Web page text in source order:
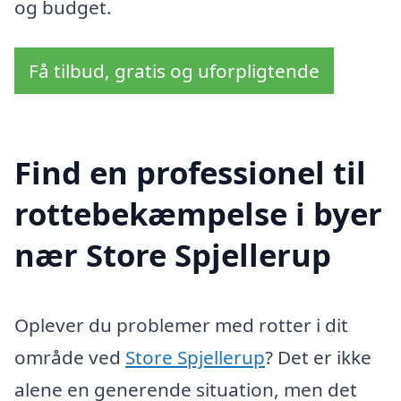
og budget.
Få tilbud, gratis og uforpligtende
Find en professionel til
rottebekæmpelse i byer
nær Store Spjellerup
Oplever du problemer med rotter i dit
område ved Store Spjellerup? Det er ikke
alene en generende situation, men det